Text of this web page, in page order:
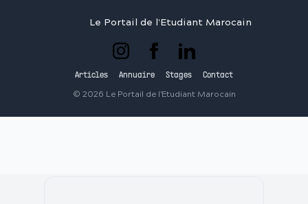
Le Portail de l'Etudiant Marocain
Articles Annuaire Stages Contact
© 2026 Le Portail de l'Etudiant Marocain